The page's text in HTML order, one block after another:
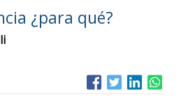
¿para qué?